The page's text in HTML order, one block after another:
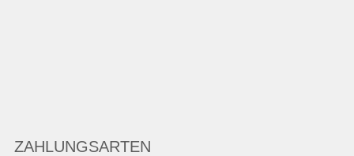
ZAHLUNGSARTEN